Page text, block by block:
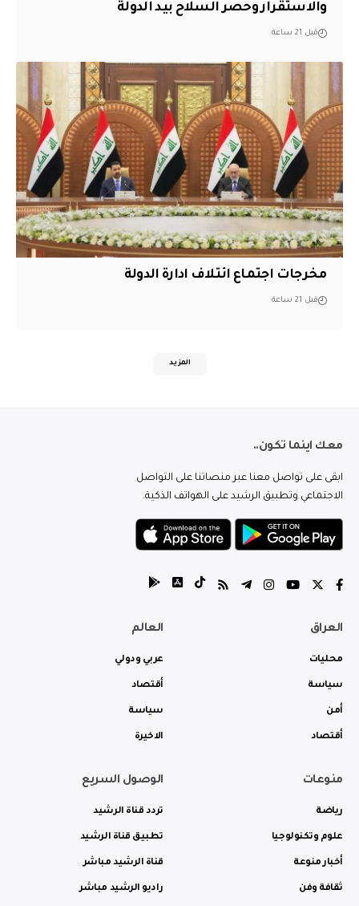
والاستقرار وحصر السلاح بيد الدولة
قبل 21 ساعة
مخرجات اجتماع ائتلاف ادارة الدولة
قبل 21 ساعة
المزيد
معك اينما تكون..
ابقى على تواصل معنا عبر منصاتنا على التواصل
الاجتماعي وتطبيق الرشيد على الهواتف الذكية.
العراق
محليات
سياسة
أمن
أقتصاد
العالم
عربي ودولي
أقتصاد
سياسة
الاخيرة
منوعات
رياضة
علوم وتكنولوجيا
أخبار منوعة
ثقافة وفن
الوصول السريع
تردد قناة الرشيد
تطبيق قناة الرشيد
قناة الرشيد مباشر
راديو الرشيد مباشر